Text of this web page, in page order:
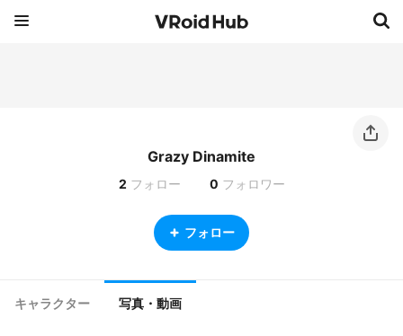
Grazy Dinamite
2 フォロー 0 フォロワー
フォロー
キャラクター 写真・動画